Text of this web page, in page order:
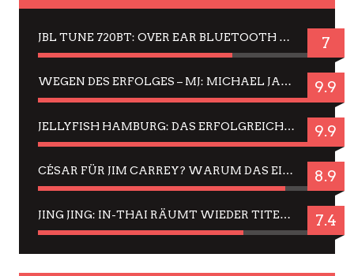
JBL TUNE 720BT: OVER EAR BLUETOOTH KOPFHÖRER UM DIE 50,-€ IM DAUER-TEST 7
WEGEN DES ERFOLGES – MJ: MICHAEL JACKSON MUSICAL IN EINER MATINEE SEHEN 9.9
JELLYFISH HAMBURG: DAS ERFOLGREICHE SOMMER-MENÜ 2025 IN GEFÜHLEN UND BILDERN 9.9
CÉSAR FÜR JIM CARREY? WARUM DAS EINER DER NERVIGSTEN ACTORS IST UND BLEIBT 8.9
JING JING: IN-THAI RÄUMT WIEDER TITEL AB – EIN ZWEI-STUNDEN-ERLEBNISBERICHT 7.4